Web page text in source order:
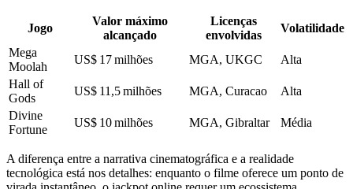
Jogo
Valor máximo
alcançado
Licenças
envolvidas
Volatilidade
Mega
Moolah
US$ 17 milhões MGA, UKGC
Alta
Hall of
Gods
US$ 11,5 milhões MGA, Curacao
Alta
Divine
Fortune
US$ 10 milhões MGA, Gibraltar Média
A diferença entre a narrativa cinematográfica e a realidade
tecnológica está nos detalhes: enquanto o filme oferece um ponto de